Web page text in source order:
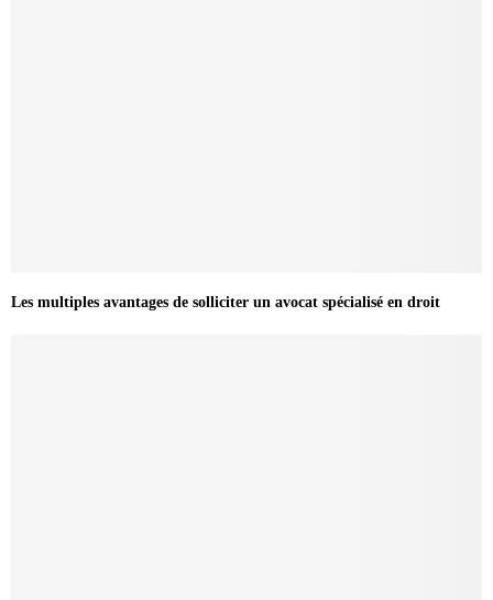
Les multiples avantages de solliciter un avocat spécialisé en droit